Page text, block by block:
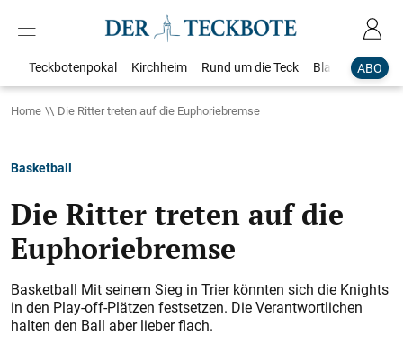
ABO
Teckbotenpokal Kirchheim Rund um die Teck Blaulicht
Home Die Ritter treten auf die Euphoriebremse
Basketball
Die Ritter treten auf die
Euphoriebremse
Basketball Mit seinem Sieg in Trier könnten sich die Knights
in den Play-off-Plätzen festsetzen. Die Verantwortlichen
halten den Ball aber lieber flach.